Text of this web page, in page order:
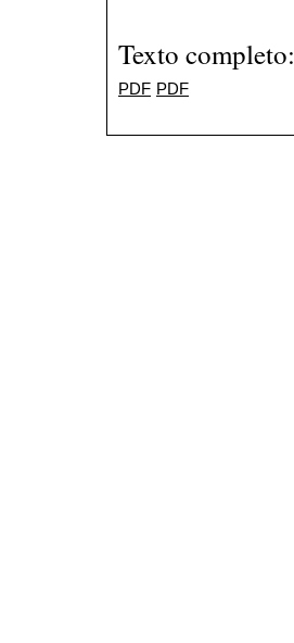
Texto completo:
PDF PDF